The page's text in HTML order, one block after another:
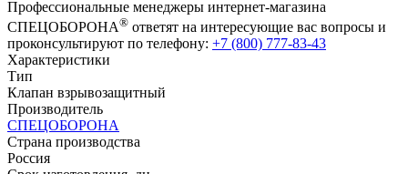
Профессиональные менеджеры интернет-магазина
СПЕЦОБОРОНА® ответят на интересующие вас вопросы и
проконсультируют по телефону: +7 (800) 777-83-43
Характеристики
Тип
Клапан взрывозащитный
Производитель
СПЕЦОБОРОНА
Страна производства
Россия